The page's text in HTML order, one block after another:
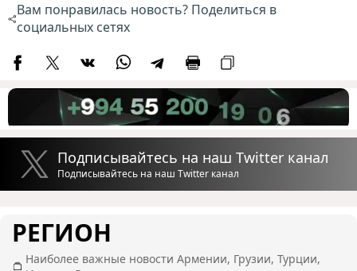
Вам понравилась новость? Поделиться в
социальных сетях
Подписывайтесь на наш Twitter канал
Подписывайтесь на наш Twitter канал
РЕГИОН
Наиболее важные новости Армении, Грузии, Турции,